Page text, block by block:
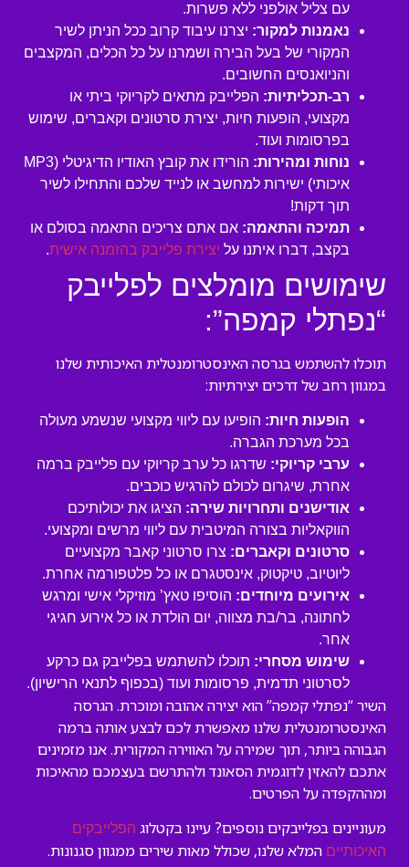
עם צליל אולפני ללא פשרות.
נאמנות למקור: יצרנו עיבוד קרוב ככל הניתן לשיר
המקורי של בעל הבירה ושמרנו על כל הכלים, המקצבים
והניואנסים החשובים.
רב-תכליתיות: הפלייבק מתאים לקריוקי ביתי או
מקצועי, הופעות חיות, יצירת סרטונים וקאברים, שימוש
בפרסומות ועוד.
נוחות ומהירות:
הורידו את קובץ האודיו הדיגיטלי (MP3
איכותי) ישירות למחשב או לנייד שלכם והתחילו לשיר
תוך דקות!
תמיכה והתאמה: אם אתם צריכים התאמה בסולם או
בקצב, דברו איתנו על יצירת פלייבק בהזמנה אישית.
שימושים מומלצים לפלייבק
“נפתלי קמפה”:
תוכלו להשתמש בגרסה האינסטרומנטלית האיכותית שלנו
במגוון רחב של דרכים יצירתיות:
הופעות חיות: הופיעו עם ליווי מקצועי שנשמע מעולה
בכל מערכת הגברה.
ערבי קריוקי: שדרגו כל ערב קריוקי עם פלייבק ברמה
אחרת, שיגרום לכולם להרגיש כוכבים.
אודישנים ותחרויות שירה: הציגו את יכולותיכם
הווקאליות בצורה המיטבית עם ליווי מרשים ומקצועי.
סרטונים וקאברים: צרו סרטוני קאבר מקצועיים
ליוטיוב, טיקטוק, אינסטגרם או כל פלטפורמה אחרת.
אירועים מיוחדים: הוסיפו טאץ’ מוזיקלי אישי ומרגש
לחתונה, בר/בת מצווה, יום הולדת או כל אירוע חגיגי
אחר.
שימוש מסחרי: תוכלו להשתמש בפלייבק גם כרקע
לסרטוני תדמית, פרסומות ועוד (בכפוף לתנאי הרישיון).
השיר “נפתלי קמפה” הוא יצירה אהובה ומוכרת. הגרסה
האינסטרומנטלית שלנו מאפשרת לכם לבצע אותה ברמה
הגבוהה ביותר, תוך שמירה על האווירה המקורית. אנו מזמינים
אתכם להאזין לדוגמית הסאונד ולהתרשם בעצמכם מהאיכות
ומההקפדה על הפרטים.
מעוניינים בפלייבקים נוספים? עיינו בקטלוג הפלייבקים
האיכותיים המלא שלנו, שכולל מאות שירים ממגוון סגנונות.